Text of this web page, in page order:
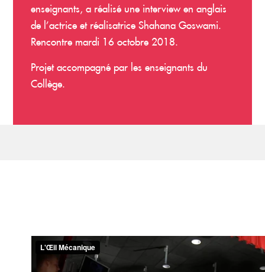
enseignants, a réalisé une interview en anglais
de l’actrice et réalisatrice Shahana Goswami.
Rencontre mardi 16 octobre 2018.
Projet accompagné par les enseignants du
Collège.